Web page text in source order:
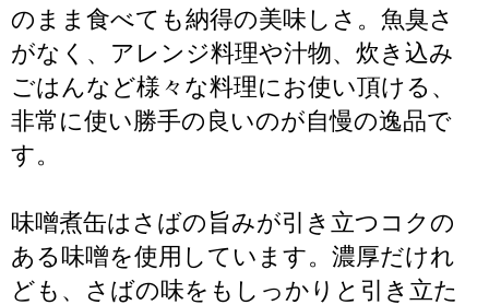
のまま食べても納得の美味しさ。魚臭さ
がなく、アレンジ料理や汁物、炊き込み
ごはんなど様々な料理にお使い頂ける、
非常に使い勝手の良いのが自慢の逸品で
す。
味噌煮缶はさばの旨みが引き立つコクの
ある味噌を使用しています。濃厚だけれ
ども、さばの味をもしっかりと引き立た